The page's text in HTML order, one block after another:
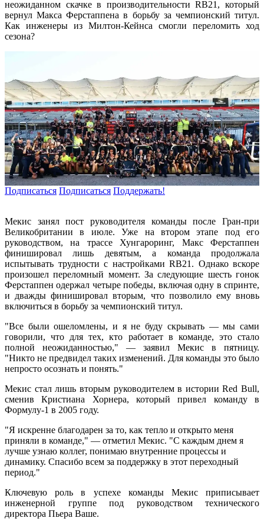
неожиданном скачке в производительности RB21, который
вернул Макса Ферстаппена в борьбу за чемпионский титул.
Как инженеры из Милтон-Кейнса смогли переломить ход
сезона?
Подписаться Подписаться Поддержать!
Мекис занял пост руководителя команды после Гран-при
Великобритании в июле. Уже на втором этапе под его
руководством, на трассе Хунгароринг, Макс Ферстаппен
финишировал лишь девятым, а команда продолжала
испытывать трудности с настройками RB21. Однако вскоре
произошел переломный момент. За следующие шесть гонок
Ферстаппен одержал четыре победы, включая одну в спринте,
и дважды финишировал вторым, что позволило ему вновь
включиться в борьбу за чемпионский титул.
"Все были ошеломлены, и я не буду скрывать — мы сами
говорили, что для тех, кто работает в команде, это стало
полной неожиданностью," — заявил Мекис в пятницу.
"Никто не предвидел таких изменений. Для команды это было
непросто осознать и понять."
Мекис стал лишь вторым руководителем в истории Red Bull,
сменив Кристиана Хорнера, который привел команду в
Формулу-1 в 2005 году.
"Я искренне благодарен за то, как тепло и открыто меня
приняли в команде," — отметил Мекис. "С каждым днем я
лучше узнаю коллег, понимаю внутренние процессы и
динамику. Спасибо всем за поддержку в этот переходный
период."
Ключевую роль в успехе команды Мекис приписывает
инженерной группе под руководством технического
директора Пьера Ваше.